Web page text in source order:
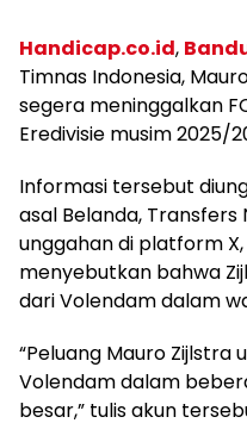
Handicap.co.id,
Timnas Indonesia,
segera meninggalkan
Eredivisie musim 2025/
Informasi tersebut
asal Belanda, Transfers
unggahan di platform
menyebutkan bahwa
dari Volendam dalam
“Peluang Mauro Zijlstra
Volendam dalam
besar,” tulis akun